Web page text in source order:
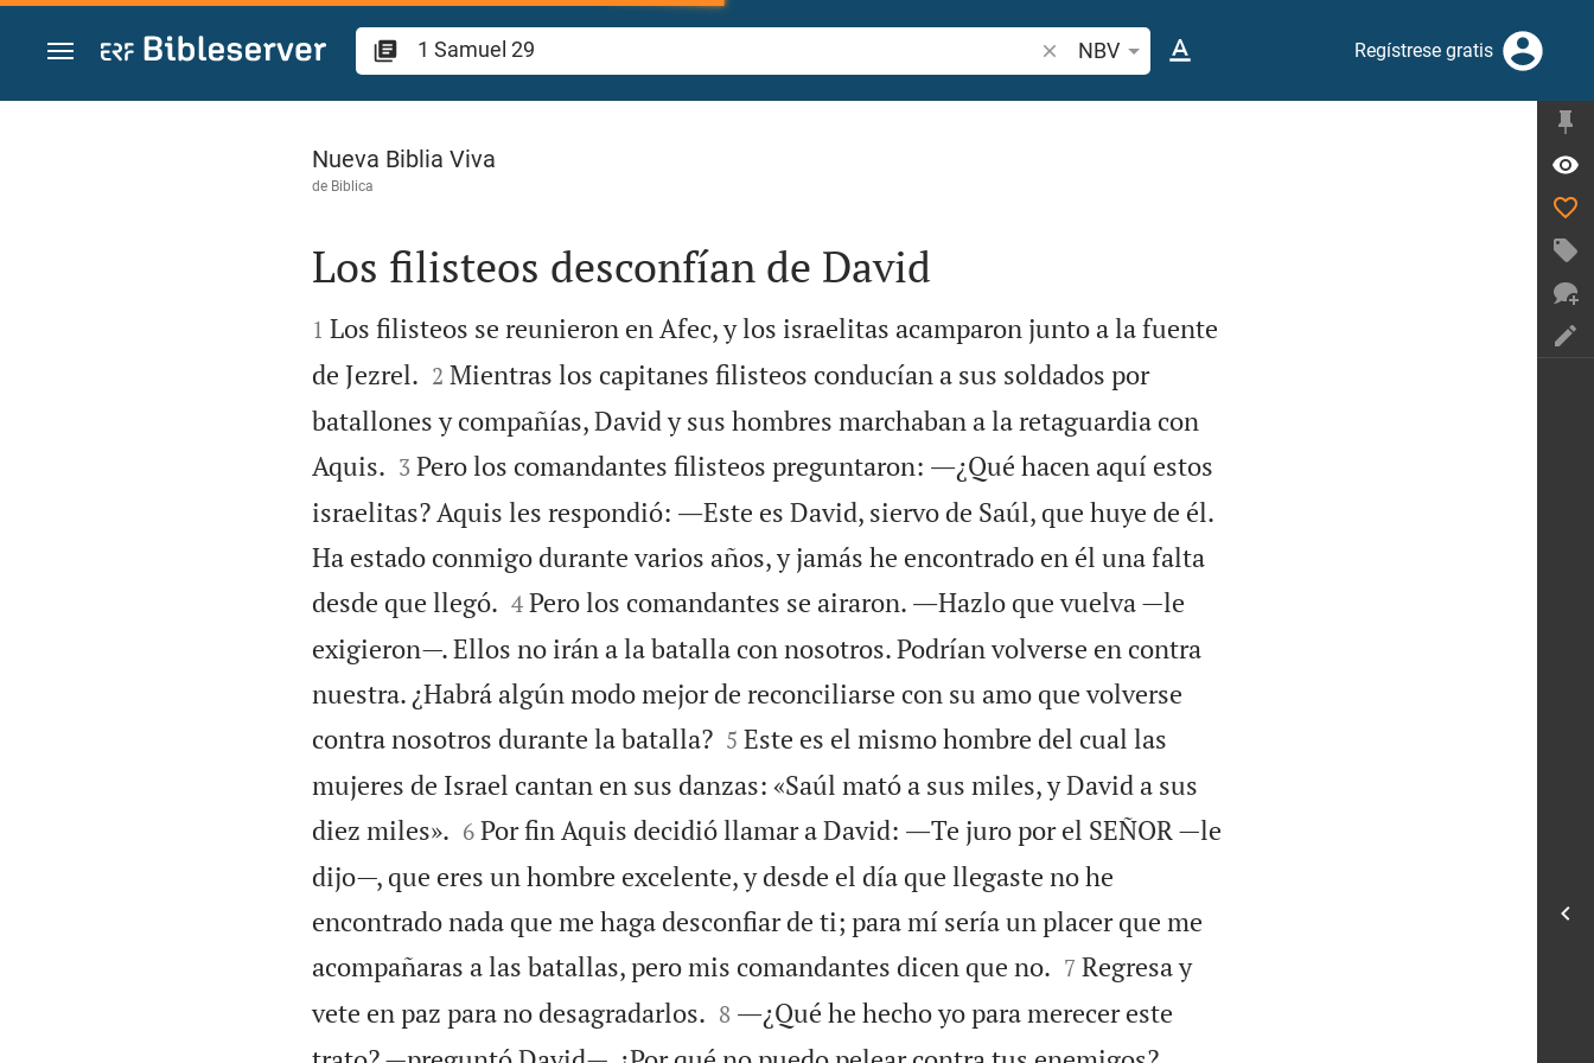
Ir a un contenido
Buscar versículo bíblico o palabra
NBV Regístrese gratis
1 Samuel 29
Nueva Biblia Viva
de Biblica

Los filisteos desconfían de David

1 Los filisteos se reunieron en Afec, y los israelitas acamparon junto a la fuente
de Jezrel.
2 Mientras los capitanes filisteos conducían a sus soldados por
batallones y compañías, David y sus hombres marchaban a la retaguardia con
Aquis.
3 Pero los comandantes filisteos preguntaron: ―¿Qué hacen aquí estos
israelitas? Aquis les respondió: ―Este es David, siervo de Saúl, que huye de él.
Ha estado conmigo durante varios años, y jamás he encontrado en él una falta
desde que llegó.
4 Pero los comandantes se airaron. ―Hazlo que vuelva —le
exigieron—. Ellos no irán a la batalla con nosotros. Podrían volverse en contra
nuestra. ¿Habrá algún modo mejor de reconciliarse con su amo que volverse
contra nosotros durante la batalla?
5 Este es el mismo hombre del cual las
mujeres de Israel cantan en sus danzas: «Saúl mató a sus miles, y David a sus
diez miles».
6 Por fin Aquis decidió llamar a David: ―Te juro por el SEÑOR —le
dijo—, que eres un hombre excelente, y desde el día que llegaste no he
encontrado nada que me haga desconfiar de ti; para mí sería un placer que me
acompañaras a las batallas, pero mis comandantes dicen que no.
7 Regresa y
vete en paz para no desagradarlos.
8 ―¿Qué he hecho yo para merecer este